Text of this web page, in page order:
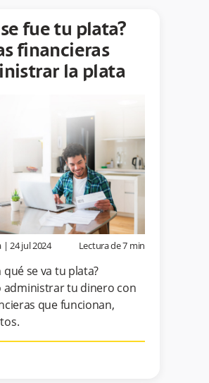
fue tu plata?
financieras
la plata
| 24 jul 2024 Lectura de7 min
qué se va tu plata?
administrar tu dinero con
que funcionan,